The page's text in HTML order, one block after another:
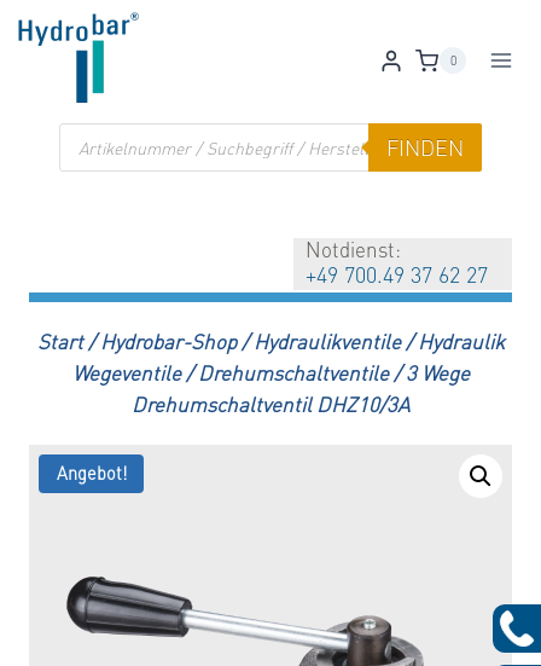
Zum
Inhalt
0
Products
search
FINDEN
Notdienst:
+49 700.49 37 62 27
Start /Hydrobar-Shop /Hydraulikventile /Hydraulik
Wegeventile /Drehumschaltventile /3 Wege
Drehumschaltventil DHZ10/3A
Angebot!